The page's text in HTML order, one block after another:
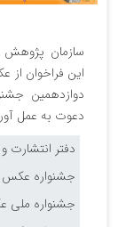
سازمان پژوهش
این فراخوان از
دوازدهمین
دعوت به عمل
دفتر انتشارت
جشنواره عکس
جشنواره ملی